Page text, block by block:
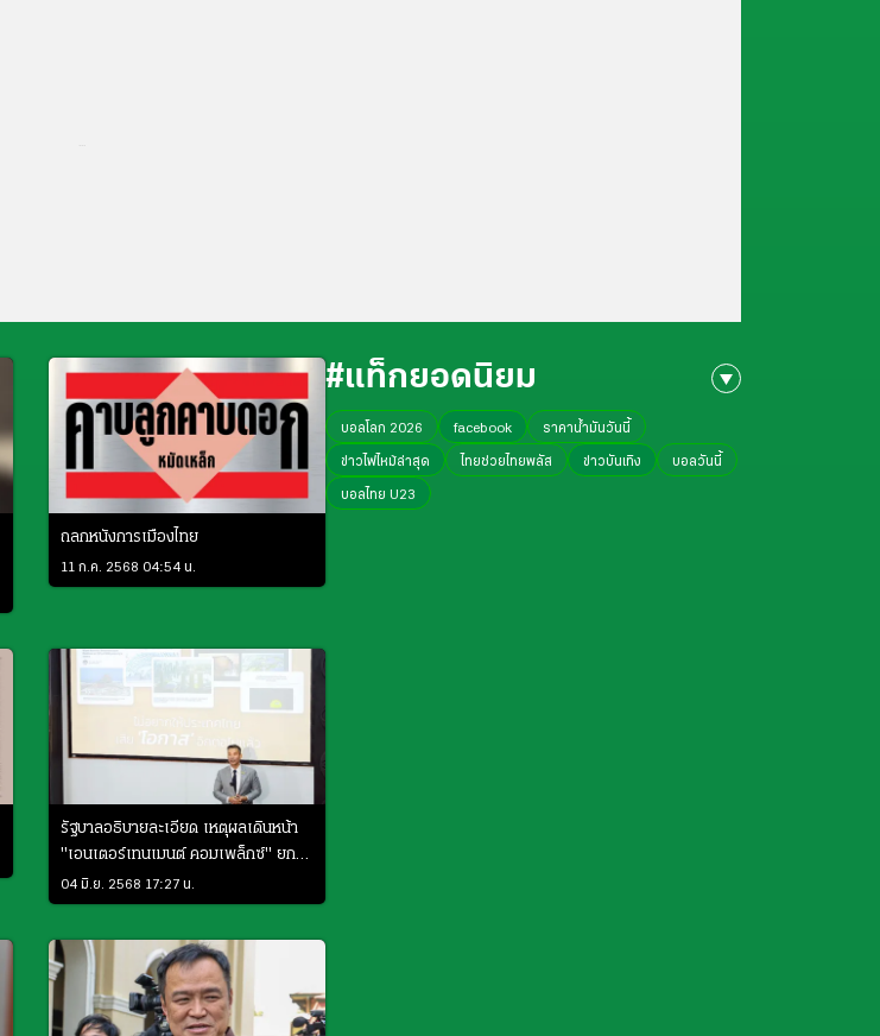
ถลกหนังการเมืองไทย
11 ก.ค. 2568 04:54 น.
รัฐบาลอธิบายละเอียด เหตุผลเดินหน้า
"เอนเตอร์เทนเมนต์ คอมเพล็กซ์" ยก
ระดับท่องเที่ยวไทย
04 มิ.ย. 2568 17:27 น.
#แท็กยอดนิยม
บอลโลก 2026 facebook ราคาน้ำมันวันนี้
ข่าวไฟไหม้ล่าสุด ไทยช่วยไทยพลัส ข่าวบันเทิง บอลวันนี้
บอลไทย U23